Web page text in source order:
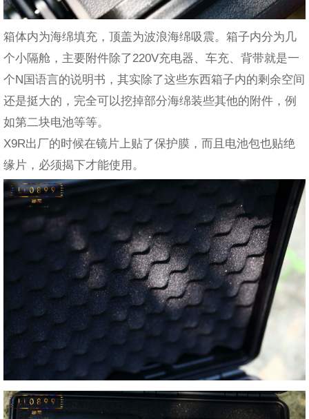
箱体内为海绵填充，顶盖为波浪海绵吸震。箱子内分为几
个小隔舱，主要附件除了220V充电器、车充、背带就是一
个N国语言的说明书，其实除了这些东西箱子内的剩余空间
还是挺大的，完全可以挖掉部分海绵装些其他的附件，例
如第二块电池等等。
X9R出厂的时候在镜片上贴了保护膜，而且电池包也贴绝
缘片，必须揭下才能使用。